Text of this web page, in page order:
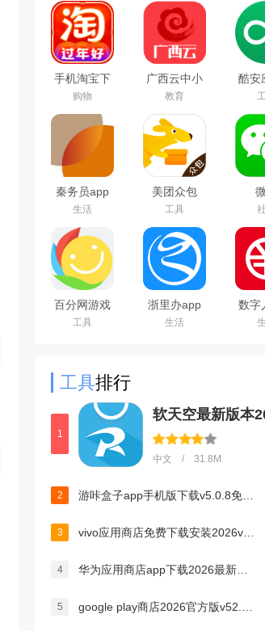
本下载
手机淘宝下
载2026app
最新版
购物
广西云中小
学空中课堂
app
教育
酷安
店
秦务员app
下载2026最
新版
生活
美团众包
工具
百分网游戏
盒子下载
2026新版
工具
浙里办app
官方下载
2026手机版
生活
数字
试点
app
工具排行
1
中文 / 31.8M
2
3
4
5